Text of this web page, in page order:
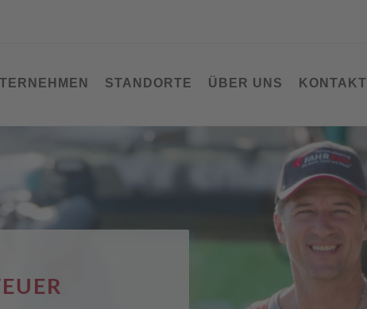
STANDORTE ÜBER UNS KONTAKT